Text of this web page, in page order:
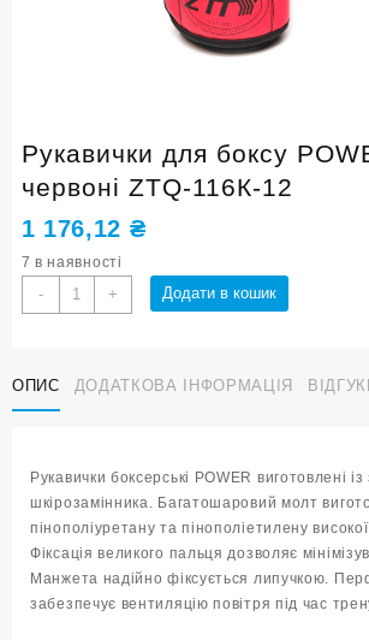
Рукавички для боксу
червоні ZTQ-116К-12
1 176,12 ₴
7 в наявності
-
Рукавички
для
12
унцій
+ Додати в кошик
ОПИС ДОДАТКОВА ІНФОРМАЦІЯ
Рукавички боксерські POWER виготовлені із
шкірозамінника. Багатошаровий молт
пінополіуретану та пінополіетилену високої
Фіксація великого пальця дозволяє
Манжета надійно фіксується липучкою.
забезпечує вентиляцію повітря під час